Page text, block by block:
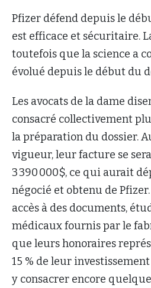
Pfizer défend depuis le
est efficace et sécuritaire.
toutefois que la science a
évolué depuis le début du
Les avocats de la dame
consacré collectivement
la préparation du dossier.
vigueur, leur facture se
3 390 000$, ce qui aurait
négocié et obtenu de
accès à des documents,
médicaux fournis par le
que leurs honoraires
15 % de leur
y consacrer encore